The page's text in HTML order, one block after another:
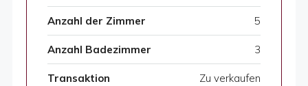
Anzahl der Zimmer 5
Anzahl Badezimmer 3
Transaktion Zu verkaufen